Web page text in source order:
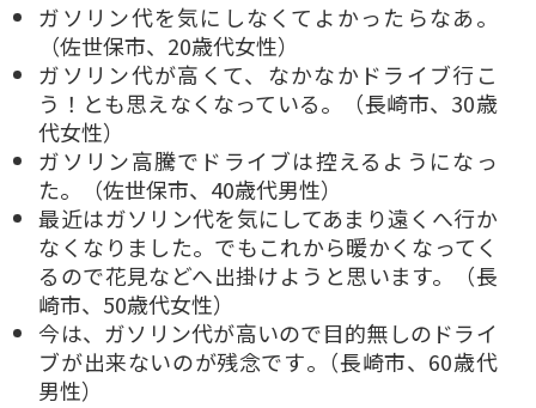
ガソリン代を気にしなくてよかったらなあ。
（佐世保市、20歳代女性）
ガソリン代が高くて、なかなかドライブ行こ
う！とも思えなくなっている。（長崎市、30歳
代女性）
ガソリン高騰でドライブは控えるようになっ
た。（佐世保市、40歳代男性）
最近はガソリン代を気にしてあまり遠くへ行か
なくなりました。でもこれから暖かくなってく
るので花見などへ出掛けようと思います。（長
崎市、50歳代女性）
今は、ガソリン代が高いので目的無しのドライ
ブが出来ないのが残念です｡（長崎市、60歳代
男性）